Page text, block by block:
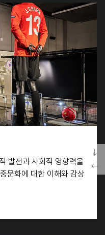
발전과 사회적 영향력을
문화에 대한 이해와 감상